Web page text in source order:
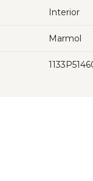
Interior
Marmol